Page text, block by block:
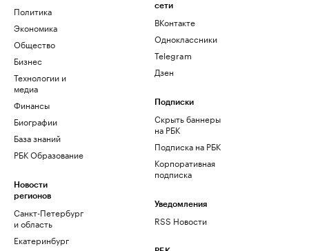
Политика
Экономика
Общество
Бизнес
Технологии и
медиа
Финансы
Биографии
База знаний
РБК Образование
Новости
регионов
Санкт-Петербург
и область
Екатеринбург
сети
ВКонтакте
Одноклассники
Telegram
Дзен
Подписки
Скрыть баннеры
на РБК
Подписка на РБК
Корпоративная
подписка
Уведомления
RSS Новости